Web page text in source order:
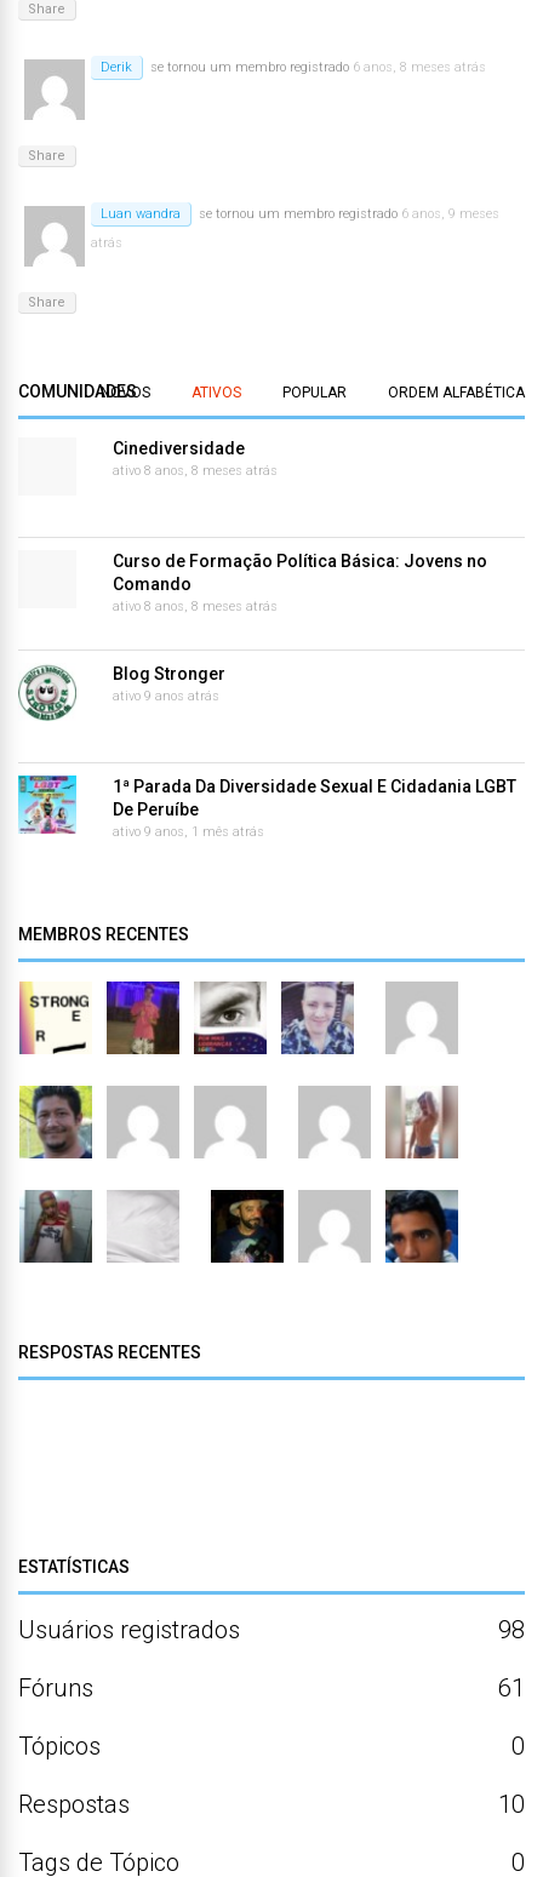
Share
Derik se tornou um membro registrado 6 anos, 8 meses atrás
Share
Luan wandra se tornou um membro registrado 6 anos, 9 meses
atrás
Share
COMUNIDADES
NOVOS ATIVOS POPULAR ORDEM ALFABÉTICA
Cinediversidade
ativo 8 anos, 8 meses atrás
Curso de Formação Política Básica: Jovens no
Comando
ativo 8 anos, 8 meses atrás
Blog Stronger
ativo 9 anos atrás
1ª Parada Da Diversidade Sexual E Cidadania LGBT
De Peruíbe
ativo 9 anos, 1 mês atrás
MEMBROS RECENTES
RESPOSTAS RECENTES
ESTATÍSTICAS
Usuários registrados
98
Fóruns
61
Tópicos
0
Respostas
10
Tags de Tópico
0